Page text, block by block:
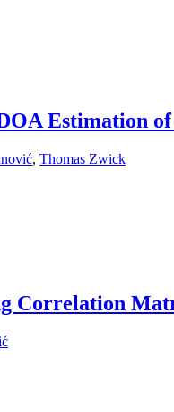
Estimation of
, Thomas Zwick
Correlation